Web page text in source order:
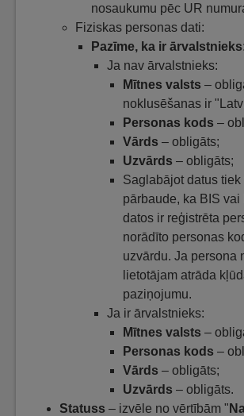
nosaukumu pēc UR
Fiziskas personas dati:
Pazīme, ka ir ārvalstnieks:
Ja nav ārvalstnieks:
Mītnes valsts –
noklusēšanas ir
Personas kods –
Vārds – obligāts;
Uzvārds – obligāts;
Saglabājot datus tiek
pārbaude, ka BIS vai
datos ir reģistrēta
norādīto personas
uzvārdu. Ja persona
lietotājam atrāda
paziņojumu.
Ja ir ārvalstnieks:
Mītnes valsts –
Personas kods –
Vārds – obligāts;
Uzvārds – obligāts.
Statuss – izvēle no vērtībām "